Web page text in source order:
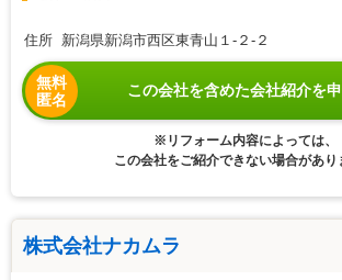
住所 新潟県新潟市西区東青山１-２-２
無料
匿名
この会社を含めた会社紹介を
※リフォーム内容によっては、
この会社をご紹介できない場合があり
株式会社ナカムラ